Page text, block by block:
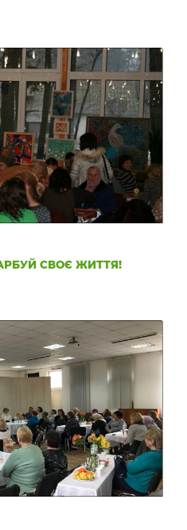
СВОЄ ЖИТТЯ!